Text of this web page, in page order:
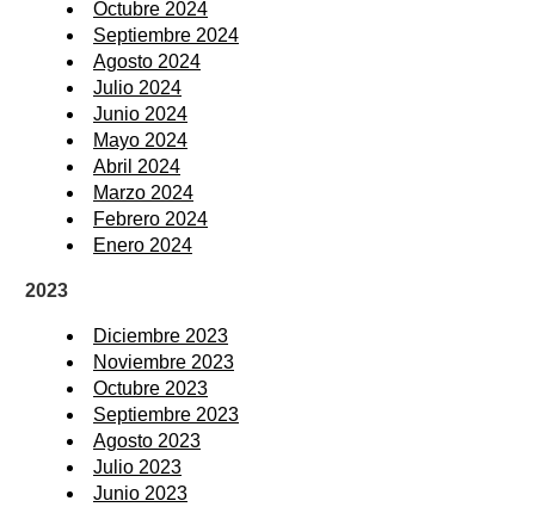
Octubre 2024
Septiembre 2024
Agosto 2024
Julio 2024
Junio 2024
Mayo 2024
Abril 2024
Marzo 2024
Febrero 2024
Enero 2024
2023
Diciembre 2023
Noviembre 2023
Octubre 2023
Septiembre 2023
Agosto 2023
Julio 2023
Junio 2023